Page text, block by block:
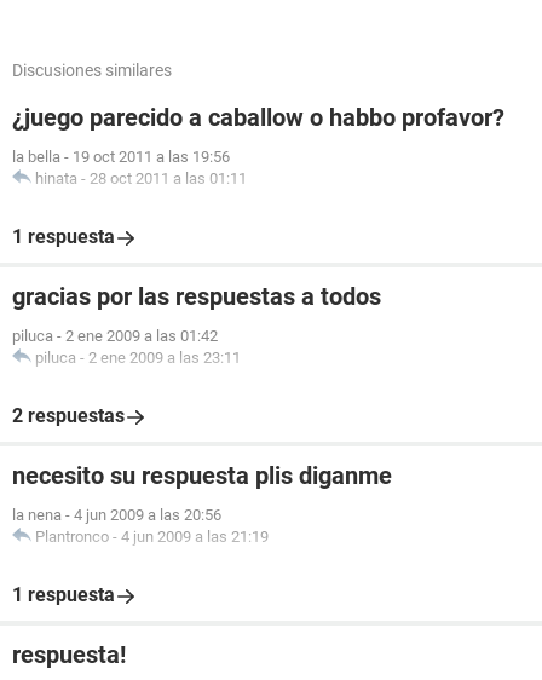
Discusiones similares
¿juego parecido a caballow o habbo profavor?
la bella - 19 oct 2011 a las 19:56
hinata - 28 oct 2011 a las 01:11
1 respuesta
gracias por las respuestas a todos
piluca - 2 ene 2009 a las 01:42
piluca - 2 ene 2009 a las 23:11
2 respuestas
necesito su respuesta plis diganme
la nena - 4 jun 2009 a las 20:56
Plantronco - 4 jun 2009 a las 21:19
1 respuesta
respuesta!